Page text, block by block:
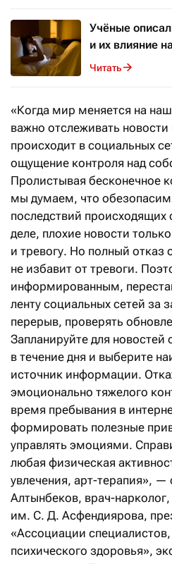
Учёные
и их влияние
Читать
«Когда мир меняется на
важно отслеживать новости
происходит в социальных
ощущение контроля над
Пролистывая бесконечное
мы думаем, что обезопасим
последствий
деле, плохие новости
и тревогу. Но полный отказ
не избавит от тревоги.
информированным,
ленту социальных сетей за
перерыв, проверять
Запланируйте для новостей
в течение дня и выберите
источник информации.
эмоционально тяжелого
время пребывания в
формировать полезные
управлять эмоциями.
любая физическая
увлечения, арт-терапия», —
Алтынбеков, врач-
им. С. Д. Асфендиярова,
«Ассоциации
психического здоровья»,